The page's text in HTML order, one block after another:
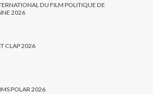
DU FILM POLITIQUE DE
2026
CLAP 2026
POLAR 2026